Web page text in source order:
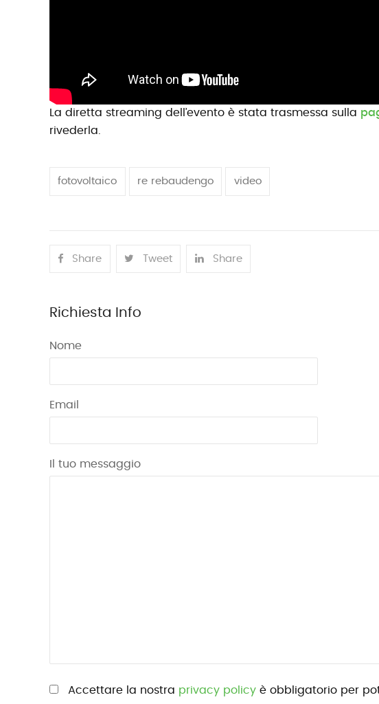
La diretta streaming dell’evento è stata trasmessa sulla
rivederla.
fotovoltaico re rebaudengo video
Share Tweet Share
Richiesta Info
Nome
Email
Il tuo messaggio
Si prega di lasciare vuoto questo campo.
Accettare la nostra privacy policy è obbligatorio per